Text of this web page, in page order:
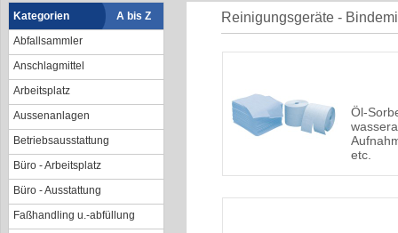
Kategorien
A bis Z
Abfallsammler
Anschlagmittel
Arbeitsplatz
Aussenanlagen
Betriebsausstattung
Büro - Arbeitsplatz
Büro - Ausstattung
Faßhandling u.-abfüllung
Reinigungsgeräte -
Öl-
etc.